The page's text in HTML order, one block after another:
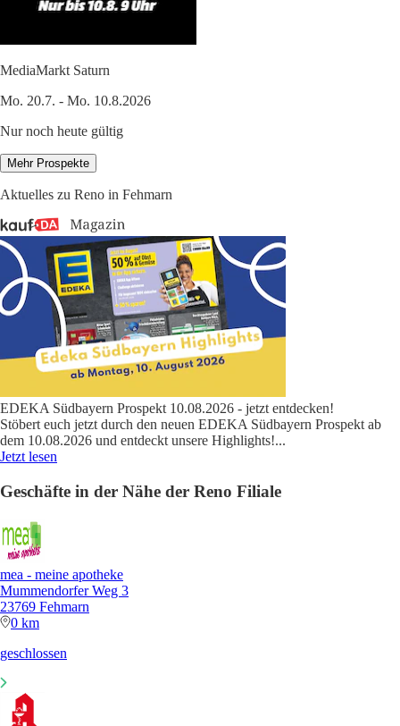
MediaMarkt Saturn
Mo. 20.7. - Mo. 10.8.2026
Nur noch heute gültig
Mehr Prospekte
Aktuelles zu Reno in Fehmarn
EDEKA Südbayern Prospekt 10.08.2026 - jetzt entdecken!
Stöbert euch jetzt durch den neuen EDEKA Südbayern Prospekt ab
dem 10.08.2026 und entdeckt unsere Highlights!...
Jetzt lesen
Geschäfte in der Nähe der Reno Filiale
mea - meine apotheke
Mummendorfer Weg 3
23769 Fehmarn
0 km
geschlossen